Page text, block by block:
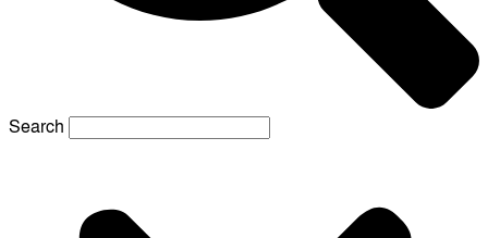
Search